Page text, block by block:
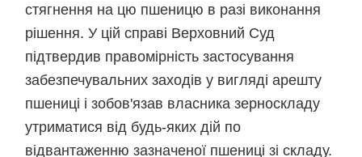
стягнення на цю пшеницю в разі виконання
рішення. У цій справі Верховний Суд
підтвердив правомірність застосування
забезпечувальних заходів у вигляді арешту
пшениці і зобов'язав власника зерноскладу
утриматися від будь-яких дій по
відвантаженню зазначеної пшениці зі складу.